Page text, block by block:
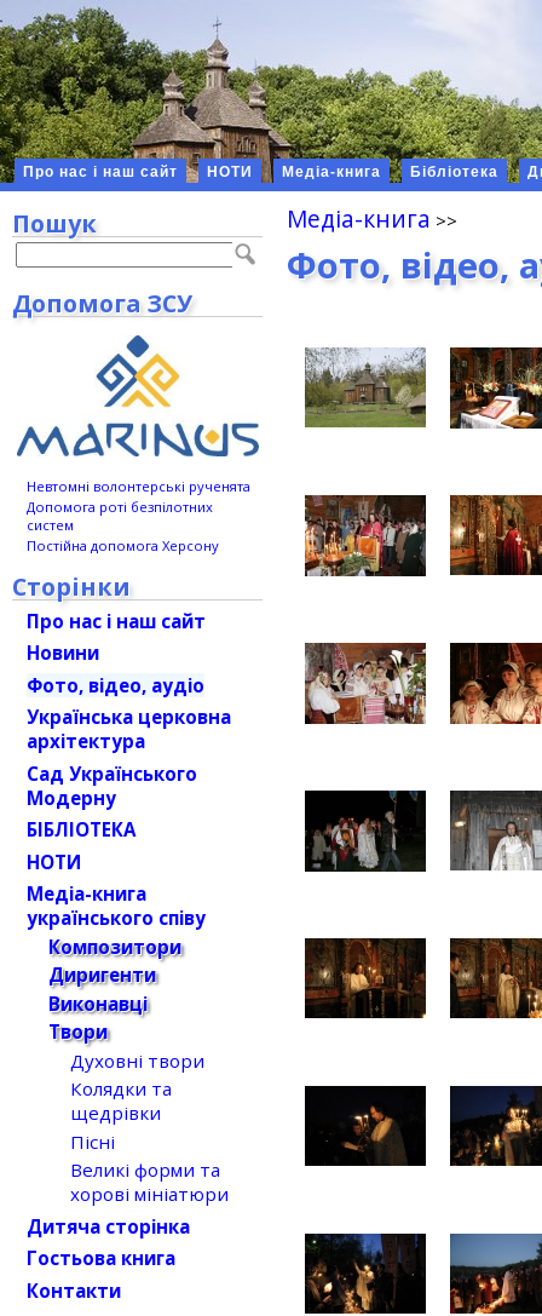
Про нас і наш сайт НОТИ Медіа-книга Бібліотека
Медіа-книга
Фото, відео,
Пошук
Допомога ЗСУ
Невтомні волонтерські рученята
Допомога роті безпілотних
систем
Постійна допомога Херсону
Сторінки
Про нас і наш сайт
Новини
Фото, відео, аудіо
Українська церковна
архітектура
Сад Українського
Модерну
БІБЛІОТЕКА
НОТИ
Медіа-книга
українського співу
Композитори
Диригенти
Виконавці
Твори
Духовні твори
Колядки та
щедрівки
Пісні
Великі форми та
хорові мініатюри
Дитяча сторінка
Гостьова книга
Контакти